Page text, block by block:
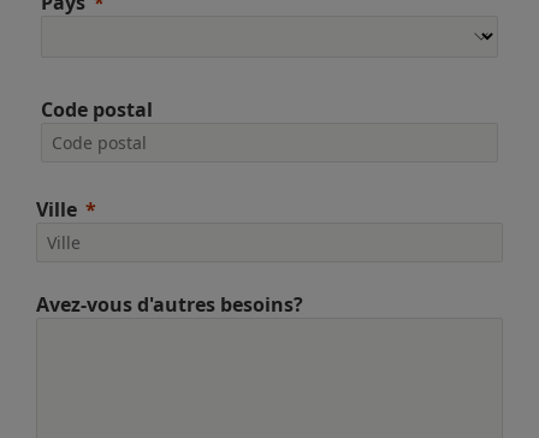
Code postal
Ville
Avez-vous d'autres besoins?